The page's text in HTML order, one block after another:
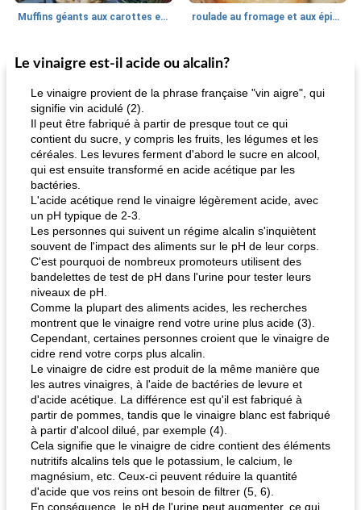
Muffins géants aux carottes et à la banane de Nif roulade au fromage et aux épinards
30min
Marques de confiance: recettes et
fiesta tostadas
Viande et volaille
Le vinaigre est-il acide ou alcalin?
Le vinaigre provient de la phrase française "vin aigre", qui
signifie vin acidulé (2).
Il peut être fabriqué à partir de presque tout ce qui
contient du sucre, y compris les fruits, les légumes et les
céréales. Les levures ferment d'abord le sucre en alcool,
qui est ensuite transformé en acide acétique par les
bactéries.
L'acide acétique rend le vinaigre légèrement acide, avec
un pH typique de 2-3.
Les personnes qui suivent un régime alcalin s'inquiètent
souvent de l'impact des aliments sur le pH de leur corps.
C'est pourquoi de nombreux promoteurs utilisent des
bandelettes de test de pH dans l'urine pour tester leurs
niveaux de pH.
Comme la plupart des aliments acides, les recherches
montrent que le vinaigre rend votre urine plus acide (3).
Cependant, certaines personnes croient que le vinaigre de
cidre rend votre corps plus alcalin.
Le vinaigre de cidre est produit de la même manière que
les autres vinaigres, à l'aide de bactéries de levure et
d'acide acétique. La différence est qu'il est fabriqué à
partir de pommes, tandis que le vinaigre blanc est fabriqué
à partir d'alcool dilué, par exemple (4).
Cela signifie que le vinaigre de cidre contient des éléments
nutritifs alcalins tels que le potassium, le calcium, le
magnésium, etc. Ceux-ci peuvent réduire la quantité
d'acide que vos reins ont besoin de filtrer (5, 6).
En conséquence, le pH de l'urine peut augmenter, ce qui